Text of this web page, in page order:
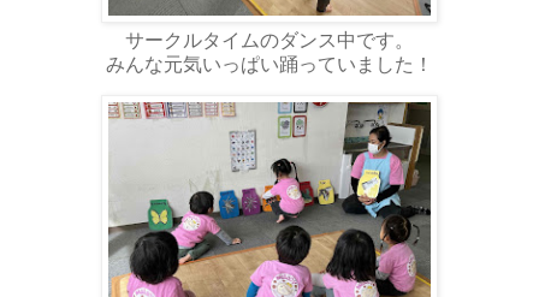
サークルタイムのダンス中です。
みんな元気いっぱい踊っていました！